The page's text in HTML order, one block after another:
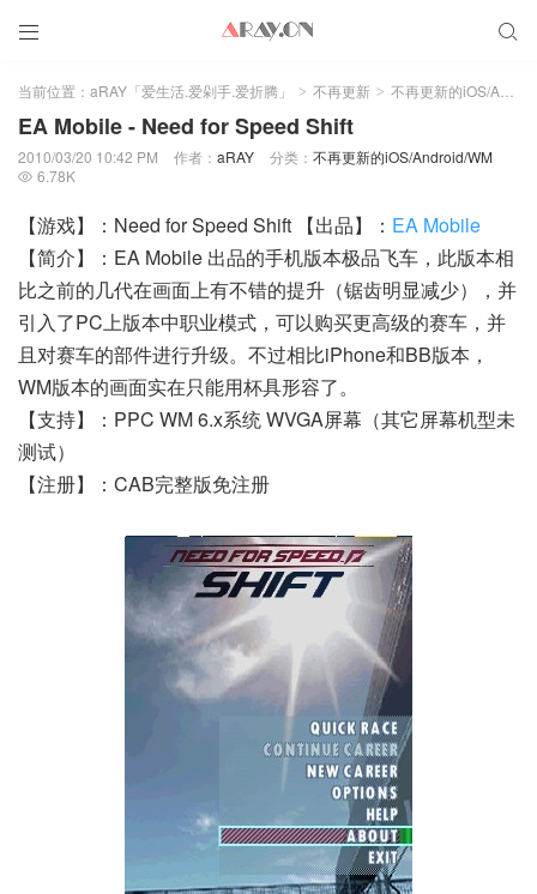
 
当前位置： aRAY「爱生活.爱剁手.爱折腾」 > 不再更新 > 不再更新的iOS/Android/WM
EA Mobile - Need for Speed Shift
2010/03/20 10:42 PM 作者： aRAY 分类： 不再更新的iOS/Android/WM
 6.78K
【游戏】：Need for Speed Shift 【出品】： EA Mobile
【简介】：EA Mobile 出品的手机版本极品飞车，此版本相
比之前的几代在画面上有不错的提升（锯齿明显减少），并
引入了PC上版本中职业模式，可以购买更高级的赛车，并
且对赛车的部件进行升级。不过相比iPhone和BB版本，
WM版本的画面实在只能用杯具形容了。
【支持】：PPC WM 6.x系统 WVGA屏幕（其它屏幕机型未
测试）
【注册】：CAB完整版免注册